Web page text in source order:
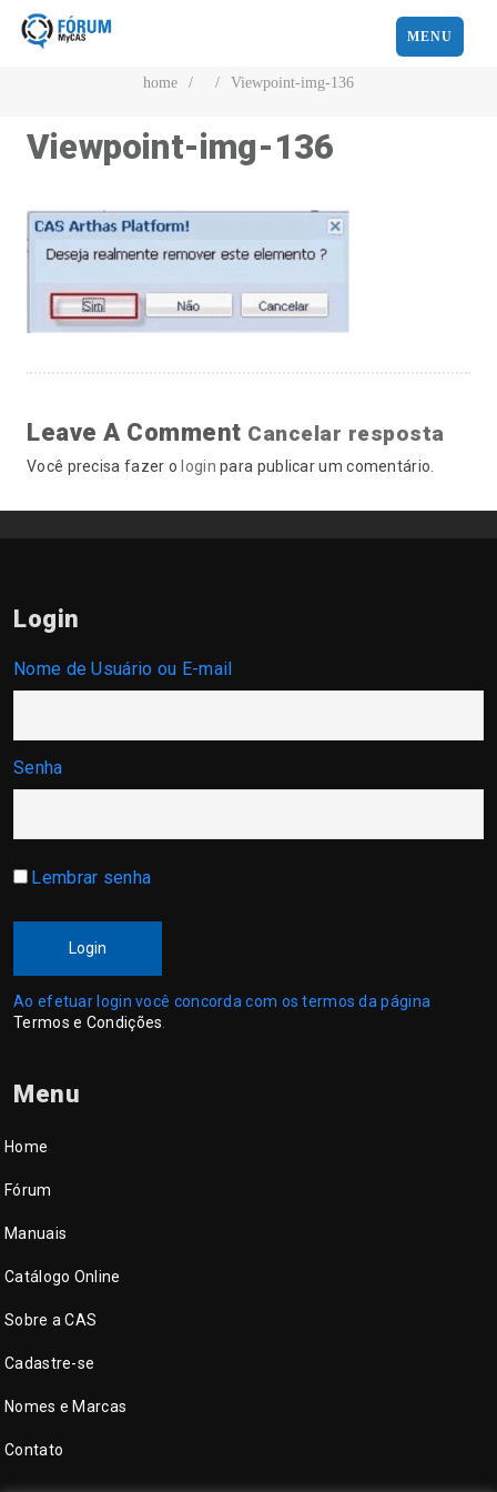
MENU
home / / Viewpoint-img-136
Viewpoint-img-136
Leave A Comment Cancelar resposta
Você precisa fazer o login para publicar um comentário.
Login
Nome de Usuário ou E-mail
Senha
Lembrar senha
Login
Ao efetuar login você concorda com os termos da página
Termos e Condições
Menu
Home
Fórum
Manuais
Catálogo Online
Sobre a CAS
Cadastre-se
Nomes e Marcas
Contato